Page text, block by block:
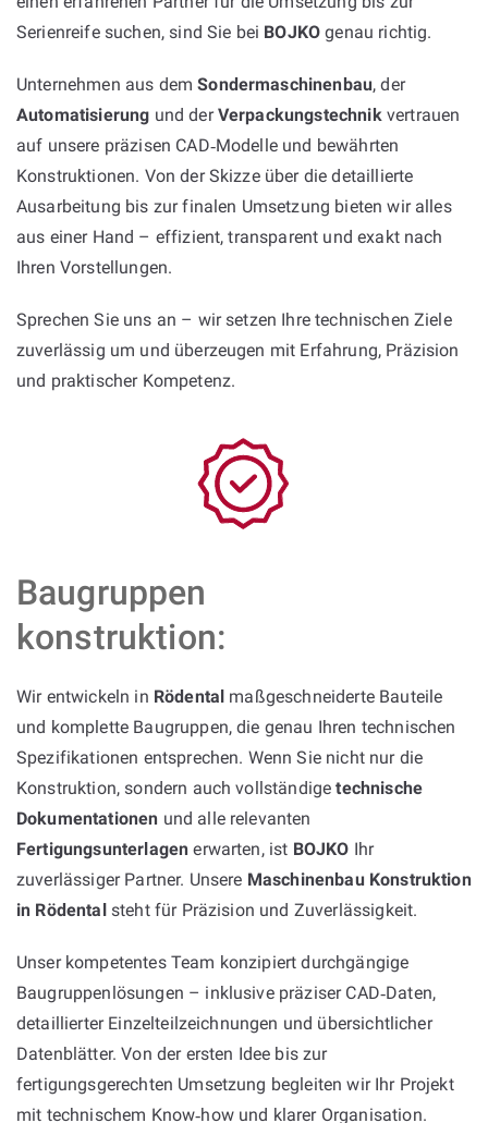
Serienreife suchen, sind Sie bei BOJKO genau richtig.
Unternehmen aus demSondermaschinenbau, der
Automatisierung und derVerpackungstechnikvertrauen
auf unsere präzisen CAD‑Modelle und bewährten
Konstruktionen. Von der Skizze über die detaillierte
Ausarbeitung bis zur finalen Umsetzung bieten wir alles
aus einer Hand – effizient, transparent und exakt nach
Ihren Vorstellungen.
Sprechen Sie uns an – wir setzen Ihre technischen Ziele
zuverlässig um und überzeugen mit Erfahrung, Präzision
und praktischer Kompetenz.
Baugruppen
konstruktion:
Wir entwickeln in Rödental maßgeschneiderte Bauteile
und komplette Baugruppen, die genau Ihren technischen
Spezifikationen entsprechen. Wenn Sie nicht nur die
Konstruktion, sondern auch vollständigetechnische
Dokumentationen und alle relevanten
Fertigungsunterlagen erwarten, ist BOJKO Ihr
zuverlässiger Partner. Unsere Maschinenbau Konstruktion
in Rödentalsteht für Präzision und Zuverlässigkeit.
Unser kompetentes Team konzipiert durchgängige
Baugruppenlösungen – inklusive präziser CAD‑Daten,
detaillierter Einzelteilzeichnungen und übersichtlicher
Datenblätter. Von der ersten Idee bis zur
fertigungsgerechten Umsetzung begleiten wir Ihr Projekt
mit technischem Know‑how und klarer Organisation.